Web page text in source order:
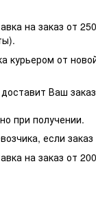
на заказ от
курьером от
Ваш
при получении.
если
на заказ от